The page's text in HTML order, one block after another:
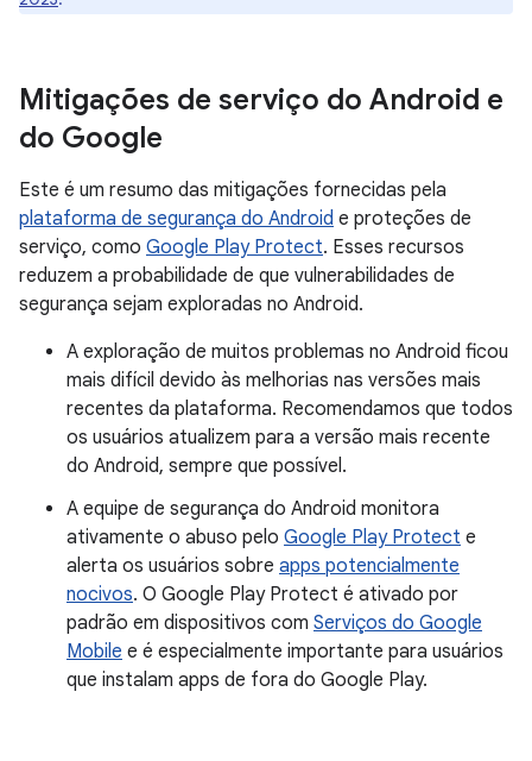
Mitigações de serviço do Android e
do Google
Este é um resumo das mitigações fornecidas pela
plataforma de segurança do Android e proteções de
serviço, como Google Play Protect. Esses recursos
reduzem a probabilidade de que vulnerabilidades de
segurança sejam exploradas no Android.
A exploração de muitos problemas no Android ficou
mais difícil devido às melhorias nas versões mais
recentes da plataforma. Recomendamos que todos
os usuários atualizem para a versão mais recente
do Android, sempre que possível.
A equipe de segurança do Android monitora
ativamente o abuso pelo Google Play Protect e
alerta os usuários sobre apps potencialmente
nocivos. O Google Play Protect é ativado por
padrão em dispositivos com Serviços do Google
Mobile e é especialmente importante para usuários
que instalam apps de fora do Google Play.